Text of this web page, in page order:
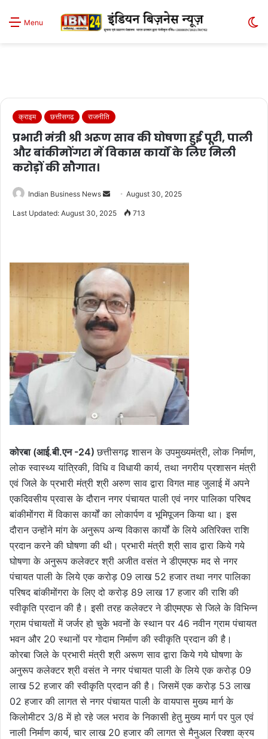
Menu
क्राइम छत्तीसगढ़ राजनीति
प्रभारी मंत्री श्री अरूण साव की घोषणा हुई पूरी, पाली
और बांकीमोंगरा में विकास कार्यों के लिए मिली
करोड़ों की सौगात।
Indian Business News
Send August 30, 2025
Last Updated: August 30, 2025 713
कोरबा (आई.बी.एन -24)छत्तीसगढ़ शासन के उपमुख्यमंत्री, लोक निर्माण,
लोक स्वास्थ्य यांत्रिकी, विधि व विधायी कार्य, तथा नगरीय प्रशासन मंत्री
एवं जिले के प्रभारी मंत्री श्री अरुण साव द्वारा विगत माह जुलाई में अपने
एकदिवसीय प्रवास के दौरान नगर पंचायत पाली एवं नगर पालिका परिषद
बांकीमोंगरा में विकास कार्यों का लोकार्पण व भूमिपूजन किया था। इस
दौरान उन्होंने मांग के अनुरूप अन्य विकास कार्यों के लिये अतिरिक्त राशि
प्रदान करने की घोषणा की थी। प्रभारी मंत्री श्री साव द्वारा किये गये
घोषणा के अनुरूप कलेक्टर श्री अजीत वसंत ने डीएमएफ मद से नगर
पंचायत पाली के लिये एक करोड़ 09 लाख 52 हजार तथा नगर पालिका
परिषद बांकीमोंगरा के लिए दो करोड़ 89 लाख 17 हजार की राशि की
स्वीकृति प्रदान की है। इसी तरह कलेक्टर ने डीएमएफ से जिले के विभिन्न
ग्राम पंचायतों में जर्जर हो चुके भवनों के स्थान पर 46 नवीन ग्राम पंचायत
भवन और 20 स्थानों पर गोदाम निर्माण की स्वीकृति प्रदान की है।
कोरबा जिले के प्रभारी मंत्री श्री अरूण साव द्वारा किये गये घोषणा के
अनुरूप कलेक्टर श्री वसंत ने नगर पंचायत पाली के लिये एक करोड़ 09
लाख 52 हजार की स्वीकृति प्रदान की है। जिसमें एक करोड़ 53 लाख
02 हजार की लागत से नगर पंचायत पाली के वायपास मुख्य मार्ग के
किलोमीटर 3/8 में हो रहे जल भराव के निकासी हेतु मुख्य मार्ग पर पुल एवं
नाली निर्माण कार्य, चार लाख 20 हजार की लागत से मैनुअल रिक्शा क्रय